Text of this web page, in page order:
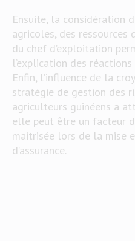
Ensuite, la considération
agricoles, des ressources
du chef d’exploitation
l’explication des réactions
Enfin, l’influence de la
stratégie de gestion des
agriculteurs guinéens a
elle peut être un facteur
maitrisée lors de la mise
d’assurance.